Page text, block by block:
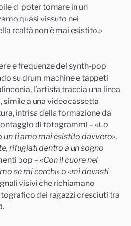
di poter tornare in un
quasi vissuto nei
realtà non è mai esistito.»
e frequenze del synth-pop
su drum machine e tappeti
l’artista traccia una linea
a una videocassetta
intrisa della formazione da
di fotogrammi – «Lo
un ti amo mai esistito davvero»,
rifugiati dentro a un sogno
pop – «Con il cuore nel
se mi cerchi» o «mi devasti
visivi che richiamano
dei ragazzi cresciuti tra